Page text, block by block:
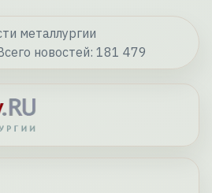
металлургии
новостей: 181 479